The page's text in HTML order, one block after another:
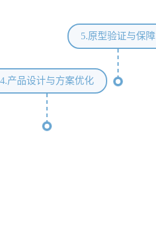
4.产品设计与方案优化
5.原型验证与保障